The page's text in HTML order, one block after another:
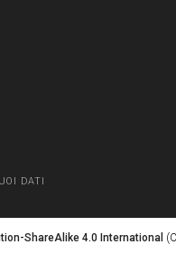
DATI
ShareAlike 4.0 International